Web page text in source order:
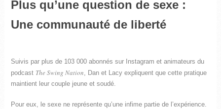
Plus qu’une question de sexe :
Une communauté de liberté
Suivis par plus de 103 000 abonnés sur Instagram et animateurs du
podcast The Swing Nation, Dan et Lacy expliquent que cette pratique
maintient leur couple jeune et soudé.
Pour eux, le sexe ne représente qu’une infime partie de l’expérience.